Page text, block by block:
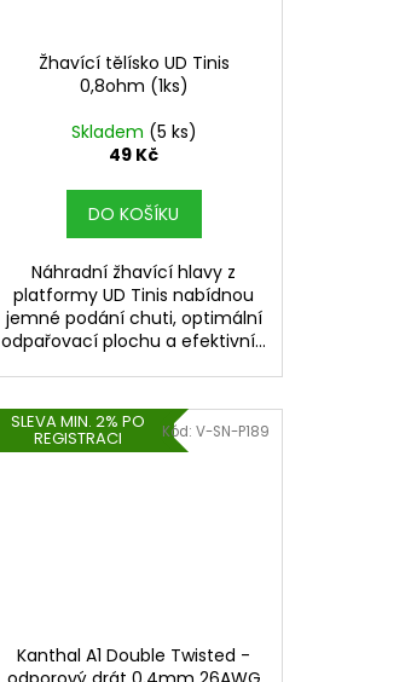
Žhavící tělísko UD Tinis
0,8ohm (1ks)
Skladem (5 ks)
49 Kč
DO KOŠÍKU
Náhradní žhavící hlavy z
platformy UD Tinis nabídnou
jemné podání chuti, optimální
odpařovací plochu a efektivní...
SLEVA MIN. 2% PO
REGISTRACI
Kanthal A1 Double Twisted -
Kód: V-SN-P189